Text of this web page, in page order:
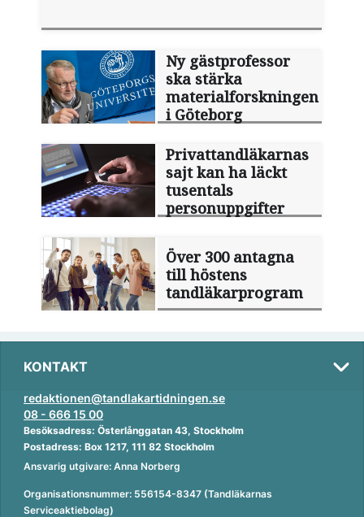
Ny gästprofessor
ska stärka
materialforskningen
i Göteborg
Privattandläkarnas
sajt kan ha läckt
tusentals
personuppgifter
Över 300 antagna
till höstens
tandläkarprogram
KONTAKT
redaktionen@tandlakartidningen.se
08 - 666 15 00
Besöksadress: Österlånggatan 43, Stockholm
Postadress: Box 1217, 111 82 Stockholm
Ansvarig utgivare: Anna Norberg
Organisationsnummer: 556154-8347 (Tandläkarnas
Serviceaktiebolag)